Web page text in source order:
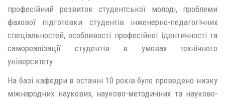
професійний розвиток студентської молоді, проблеми
фахової підготовки студентів інженерно-педагогічних
спеціальностей, особливості професійної ідентичності та
самореалізації студентів в умовах технічного
університету.
На базі кафедри в останні 10 років було проведено низку
міжнародних наукових, науково-методичних та науково-